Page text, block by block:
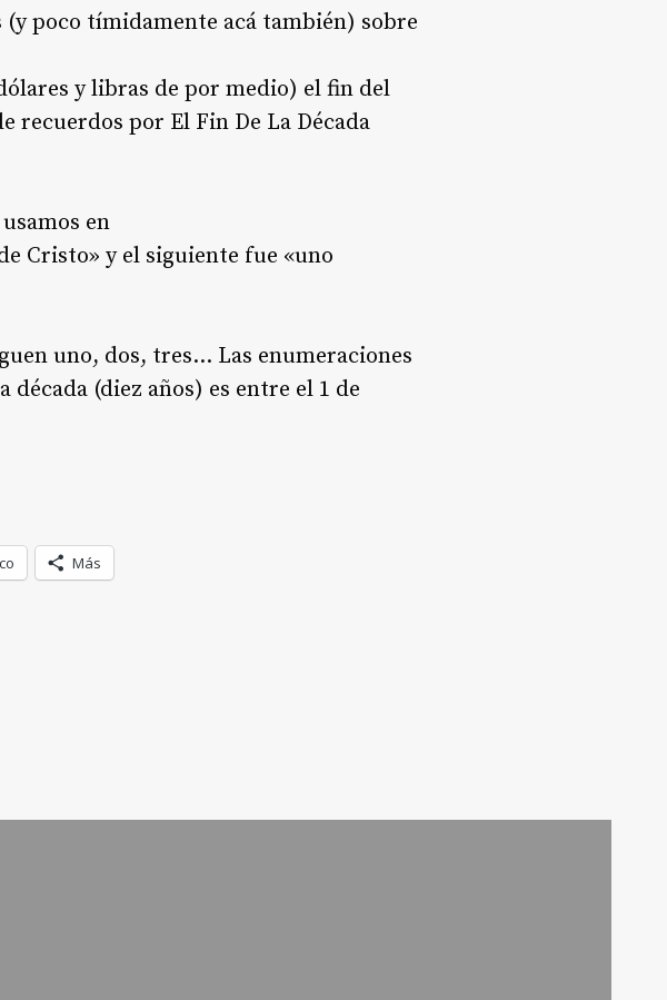
poco tímidamente acá también) sobre
y libras de por medio) el fin del
recuerdos por El Fin De La Década
en
Cristo» y el siguiente fue «uno
uno, dos, tres… Las enumeraciones
(diez años) es entre el 1 de
Más